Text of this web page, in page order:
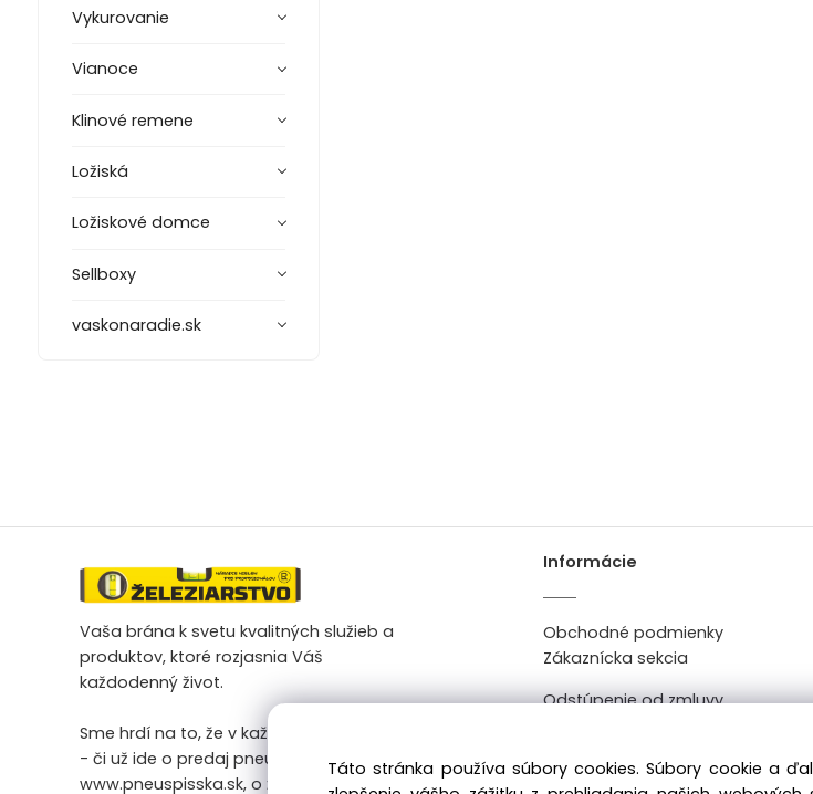
Vykurovanie
Vianoce
Klinové remene
Ložiská
Ložiskové domce
Sellboxy
vaskonaradie.sk
Vaša brána k svetu kvalitných služieb a
produktov, ktoré rozjasnia Váš
každodenný život.
Sme hrdí na to, že v každej našej činnosti
- či už ide o predaj pneumatík na
www.pneuspisska.sk, o železiarsky tovar
Informácie
Obchodné podmienky
Zákaznícka sekcia
Odstúpenie od zmluvy
Táto stránka používa súbory cookies. Súbory cookie a